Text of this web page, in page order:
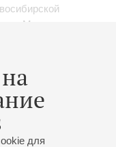
для
и Мэрии
Бурштейна,
Мндоянца,